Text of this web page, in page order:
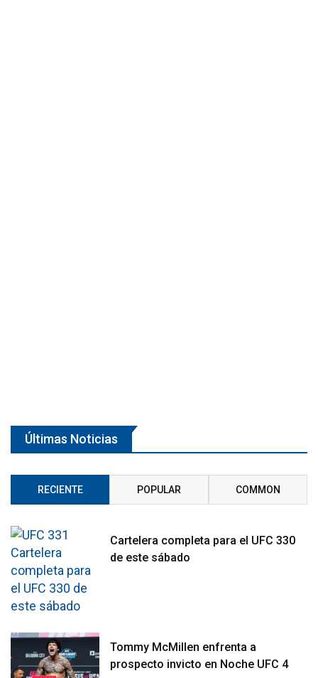
Últimas Noticias
RECIENTE POPULAR COMMON
Cartelera completa para el UFC 330
de este sábado
Tommy McMillen enfrenta a
prospecto invicto en Noche UFC 4